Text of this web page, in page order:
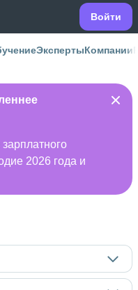
Войти
ЭкспертыКомпании
2026 года и